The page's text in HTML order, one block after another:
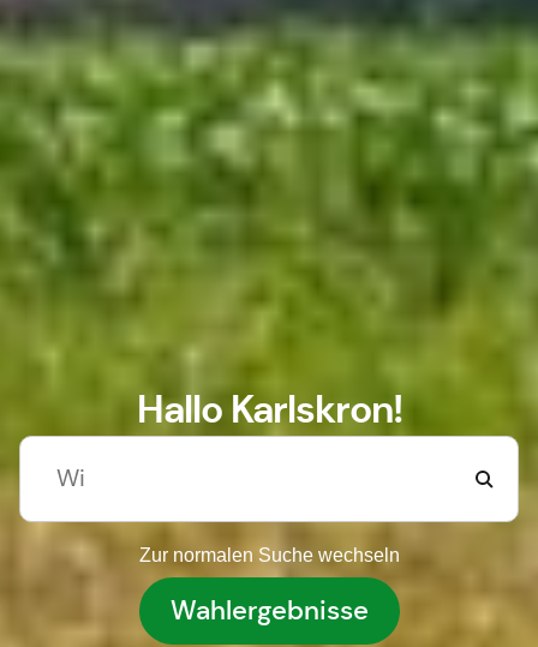
Hallo Karlskron!
Zur normalen Suche wechseln
Wahlergebnisse